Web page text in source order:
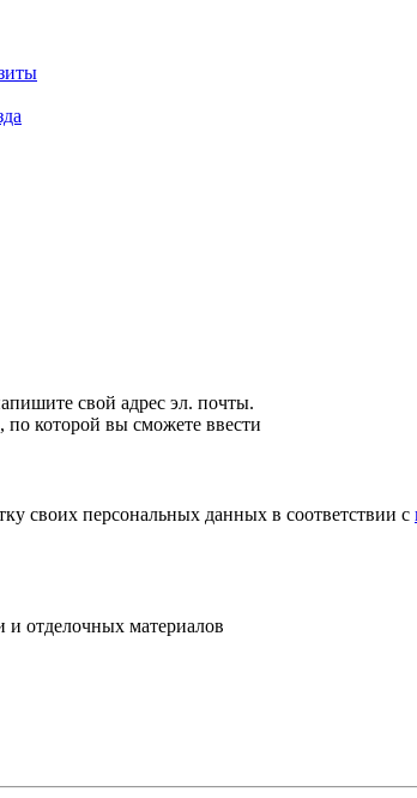
свой адрес эл. почты.
по которой вы сможете ввести
своих персональных данных в соответствии с
и отделочных материалов